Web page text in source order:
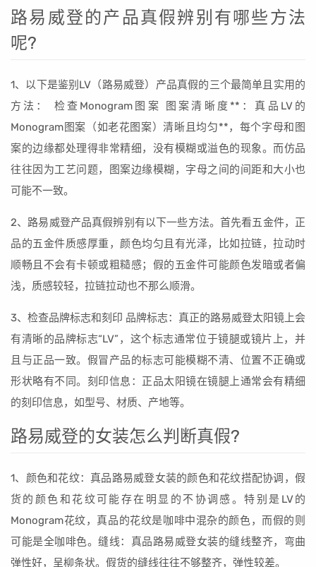
路易威登的产品真假辨别有哪些方法
呢?
1、以下是鉴别LV（路易威登）产品真假的三个最简单且实用的
方法： 检查Monogram图案 图案清晰度**：真品LV的
Monogram图案（如老花图案）清晰且均匀**，每个字母和图
案的边缘都处理得非常精细，没有模糊或溢色的现象。而仿品
往往因为工艺问题，图案边缘模糊，字母之间的间距和大小也
可能不一致。
2、路易威登产品真假辨别有以下一些方法。首先看五金件，正
品的五金件质感厚重，颜色均匀且有光泽，比如拉链，拉动时
顺畅且不会有卡顿或粗糙感；假的五金件可能颜色发暗或者偏
浅，质感较轻，拉链拉动也不那么顺滑。
3、检查品牌标志和刻印 品牌标志：真正的路易威登太阳镜上会
有清晰的品牌标志“LV”，这个标志通常位于镜腿或镜片上，并
且与正品一致。假冒产品的标志可能模糊不清、位置不正确或
形状略有不同。刻印信息：正品太阳镜在镜腿上通常会有精细
的刻印信息，如型号、材质、产地等。
路易威登的女装怎么判断真假?
1、颜色和花纹：真品路易威登女装的颜色和花纹搭配协调，假
货的颜色和花纹可能存在明显的不协调感。特别是LV的
Monogram花纹，真品的花纹是咖啡中混杂的颜色，而假的则
可能是全咖啡色。缝线：真品路易威登女装的缝线整齐，弯曲
弹性好，呈柳条状。假货的缝线往往不够整齐，弹性较差。